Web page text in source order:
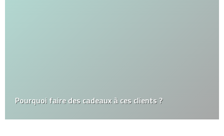
Pourquoi faire des cadeaux à ces clients ?